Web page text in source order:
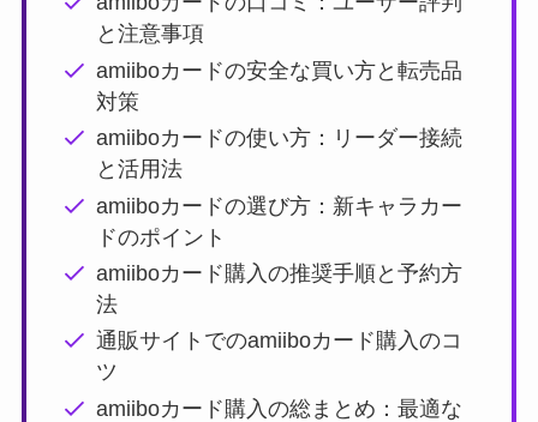
と注意事項
amiiboカードの安全な買い方と転売品
対策
amiiboカードの使い方：リーダー接続
と活用法
amiiboカードの選び方：新キャラカー
ドのポイント
amiiboカード購入の推奨手順と予約方
法
通販サイトでのamiiboカード購入のコ
ツ
amiiboカード購入の総まとめ：最適な